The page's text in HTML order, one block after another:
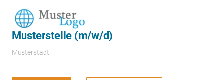
Musterstelle (m/w/d)
Musterstadt